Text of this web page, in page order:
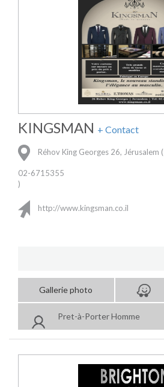
KINGSMAN + Contact
Réhov King Georges 26, Jérusalem (
02-6715355
)
http://www.kingsman.co.il
Gallerie photo
Pret-à-Porter Homme